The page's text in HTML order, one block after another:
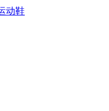
动鞋